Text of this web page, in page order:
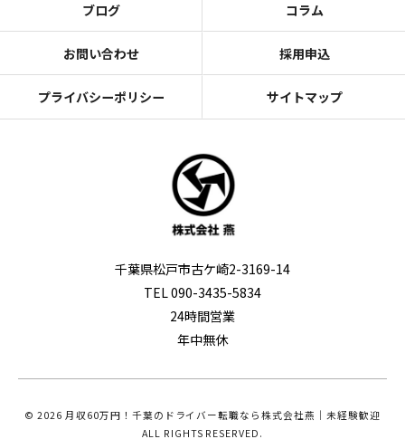
ブログ コラム
お問い合わせ 採用申込
プライバシーポリシー サイトマップ
千葉県松戸市古ケ崎2-3169-14
TEL 090-3435-5834
24時間営業
年中無休
© 2026 月収60万円！千葉のドライバー転職なら株式会社燕｜未経験歓迎
ALL RIGHTS RESERVED.